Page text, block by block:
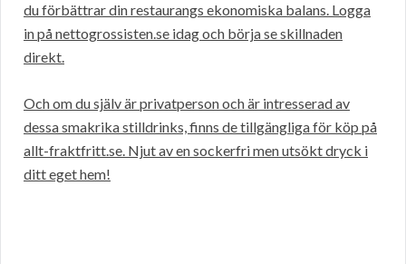
du förbättrar din restaurangs ekonomiska balans. Logga
in på nettogrossisten.se idag och börja se skillnaden
direkt.
Och om du själv är privatperson och är intresserad av
dessa smakrika stilldrinks, finns de tillgängliga för köp på
allt-fraktfritt.se. Njut av en sockerfri men utsökt dryck i
ditt eget hem!